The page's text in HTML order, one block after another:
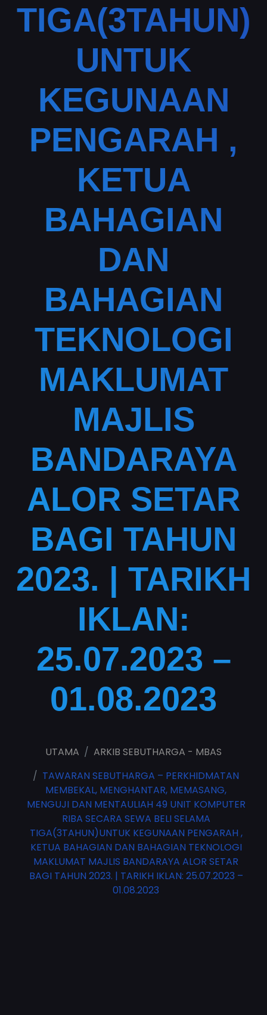
TIGA(3TAHUN)
UNTUK
KEGUNAAN
PENGARAH ,
KETUA
BAHAGIAN
DAN
BAHAGIAN
TEKNOLOGI
MAKLUMAT
MAJLIS
BANDARAYA
ALOR SETAR
BAGI TAHUN
2023. | TARIKH
IKLAN:
25.07.2023 –
01.08.2023
UTAMA
ARKIB SEBUTHARGA - MBAS
TAWARAN SEBUTHARGA – PERKHIDMATAN
MEMBEKAL, MENGHANTAR, MEMASANG,
MENGUJI DAN MENTAULIAH 49 UNIT KOMPUTER
RIBA SECARA SEWA BELI SELAMA
TIGA(3TAHUN)UNTUK KEGUNAAN PENGARAH ,
KETUA BAHAGIAN DAN BAHAGIAN TEKNOLOGI
MAKLUMAT MAJLIS BANDARAYA ALOR SETAR
BAGI TAHUN 2023. | TARIKH IKLAN: 25.07.2023 –
01.08.2023